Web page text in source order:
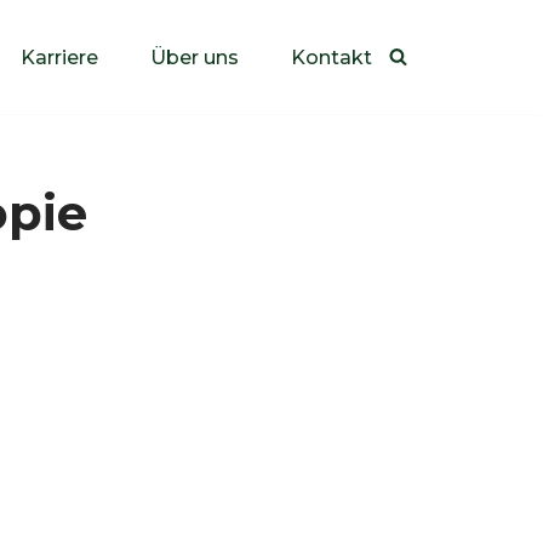
Karriere Über uns Kontakt